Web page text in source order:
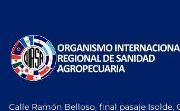
Calle Ramón Belloso, final pasaje Isolde,